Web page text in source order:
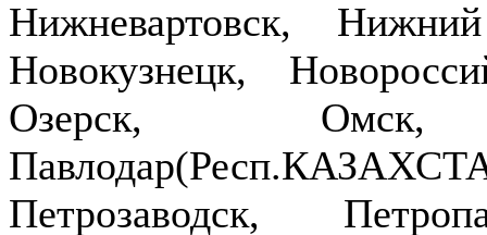
Нижневартовск,
Новокузнецк,
Озерск,
Петрозаводск,